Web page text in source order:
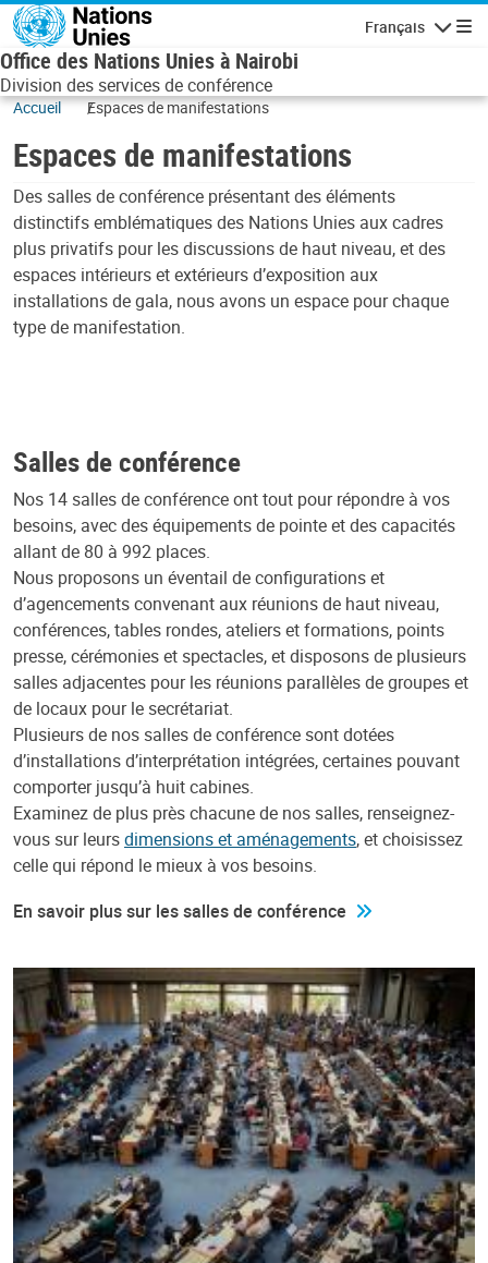
Skip to main content
Français
Office des Nations Unies à Nairobi
Division des services de conférence
Accueil Espaces de manifestations
Espaces de manifestations
Des salles de conférence présentant des éléments
distinctifs emblématiques des Nations Unies aux cadres
plus privatifs pour les discussions de haut niveau, et des
espaces intérieurs et extérieurs d’exposition aux
installations de gala, nous avons un espace pour chaque
type de manifestation.
Salles de conférence
Nos 14 salles de conférence ont tout pour répondre à vos
besoins, avec des équipements de pointe et des capacités
allant de 80 à 992 places.
Nous proposons un éventail de configurations et
d’agencements convenant aux réunions de haut niveau,
conférences, tables rondes, ateliers et formations, points
presse, cérémonies et spectacles, et disposons de plusieurs
salles adjacentes pour les réunions parallèles de groupes et
de locaux pour le secrétariat.
Plusieurs de nos salles de conférence sont dotées
d’installations d’interprétation intégrées, certaines pouvant
comporter jusqu’à huit cabines.
Examinez de plus près chacune de nos salles, renseignez-
vous sur leursdimensions et aménagements, et choisissez
celle qui répond le mieux à vos besoins.
En savoir plus sur les salles de conférence